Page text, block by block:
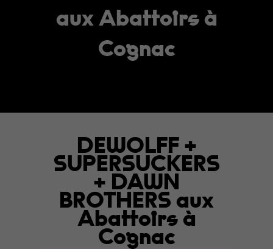
aux Abattoirs à
Cognac
DEWOLFF +
SUPERSUCKERS
+ DAWN
BROTHERS aux
Abattoirs à
Cognac